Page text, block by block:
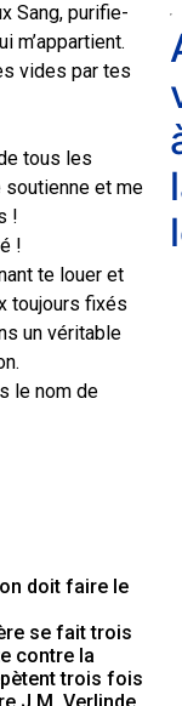
Sang, purifie-
m’appartient.
vides par tes
tous les
et me
!
!
te louer et
toujours fixés
un véritable
le nom de
doit faire le
se fait trois
contre la
trois fois